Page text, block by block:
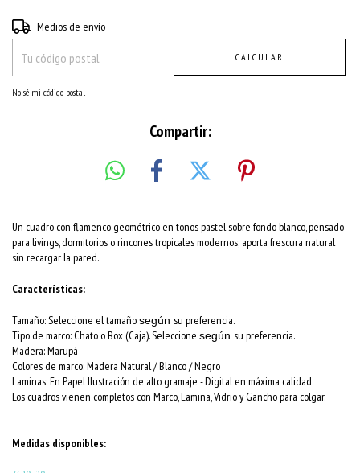
Entregas para el CP:
Medios de envío
CALCULAR
No sé mi código postal
Compartir:
Un cuadro con flamenco geométrico en tonos pastel sobre fondo blanco, pensado
para livings, dormitorios o rincones tropicales modernos; aporta frescura natural
sin recargar la pared.
Características:
Tamaño: Seleccione el tamañosegún su preferencia.
Tipo de marco: Chato o Box (Caja). Seleccione según su preferencia.
Madera: Marupá
Colores de marco:Madera Natural / Blanco / Negro
Laminas: En Papel Ilustración de alto gramaje - Digital en máxima calidad
Los cuadros vienen completos con Marco, Lamina, Vidrio y Gancho para colgar.
Medidas disponibles: